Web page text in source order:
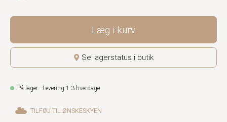
Læg i kurv
Se lagerstatus i butik
På lager - Levering 1-3 hverdage
TILFØJ TIL ØNSKESKYEN